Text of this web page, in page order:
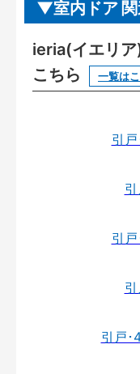
室内ドア
ieria(イエリ
こちら
一覧は
引
引
引戸･